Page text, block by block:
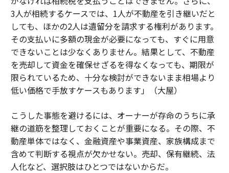
3人が相続するケースでは、1人が不動産を引き継いだと
しても、ほかの2人は遺留分を請求する権利があります。
その支払いに多額の現金が必要になっても、すぐに用意
できないことは少なくありません。結果として、不動産
を売却して資金を確保せざるを得なくなっても、期限が
限られているため、十分な検討ができないまま相場より
低い価格で手放すケースもあります」（大屋）
こうした事態を避けるには、オーナーが存命のうちに承
継の道筋を整理しておくことが重要になる。その際、不
動産単体ではなく、金融資産や事業資産、家族構成まで
含めて判断する視点が欠かせない。売却、保有継続、法
人化など、選択肢はひとつではないからだ。